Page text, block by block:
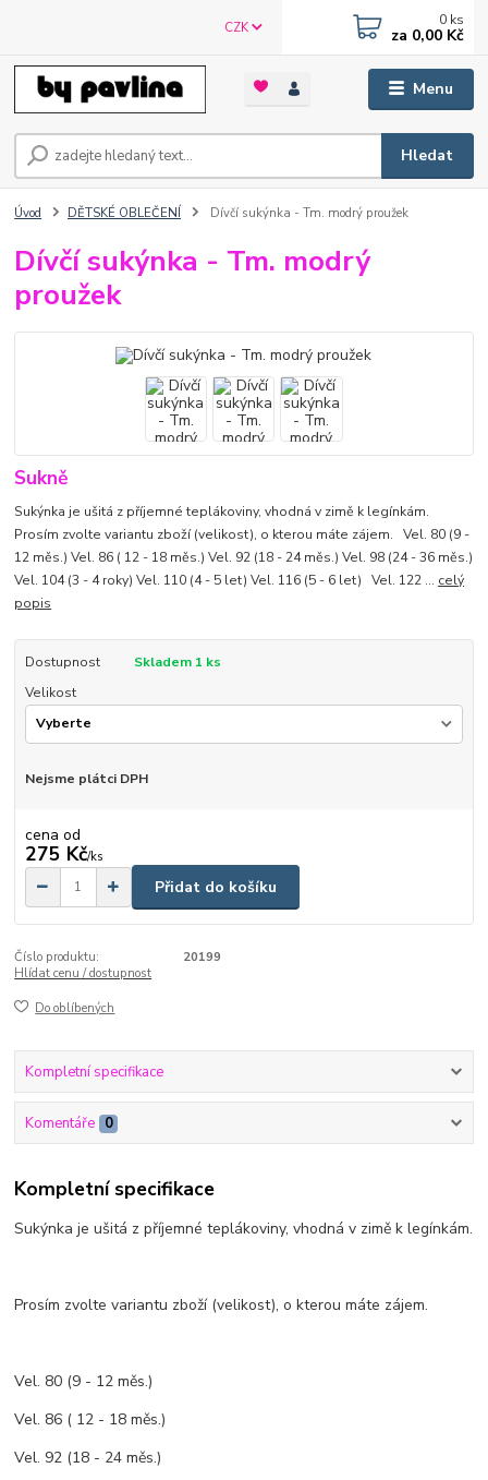
Menu
CZK
Hledat
0 ks
za 0,00 Kč
Úvod DĚTSKÉ OBLEČENÍ Dívčí sukýnka - Tm. modrý proužek
Dívčí sukýnka - Tm. modrý
proužek
Sukně
Sukýnka je ušitá z příjemné teplákoviny, vhodná v zimě k legínkám.
Prosím zvolte variantu zboží (velikost), o kterou máte zájem. Vel. 80 (9 -
12 měs.) Vel. 86 ( 12 - 18 měs.) Vel. 92 (18 - 24 měs.) Vel. 98 (24 - 36 měs.)
Vel. 104 (3 - 4 roky) Vel. 110 (4 - 5 let) Vel. 116 (5 - 6 let) Vel. 122 ... celý
popis
Dostupnost
Skladem 1 ks
Velikost
Nejsme plátci DPH
cena od
275 Kč/ks
Přidat do košíku
Číslo produktu:
20199
Hlídat cenu / dostupnost
Do oblíbených
Kompletní specifikace
Komentáře 0
Kompletní specifikace
Sukýnka je ušitá z příjemné teplákoviny, vhodná v zimě k legínkám.
Prosím zvolte variantu zboží (velikost), o kterou máte zájem.
Vel. 80 (9 - 12 měs.)
Vel. 86 ( 12 - 18 měs.)
Vel. 92 (18 - 24 měs.)